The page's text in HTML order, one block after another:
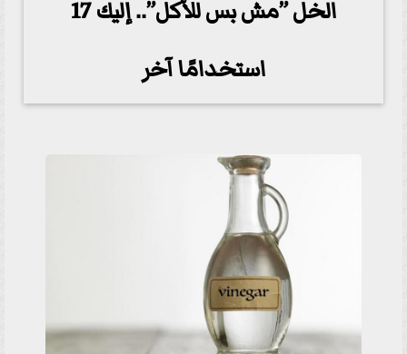
الخل ”مش بس للأكل”.. إليك 17
استخدامًا آخر